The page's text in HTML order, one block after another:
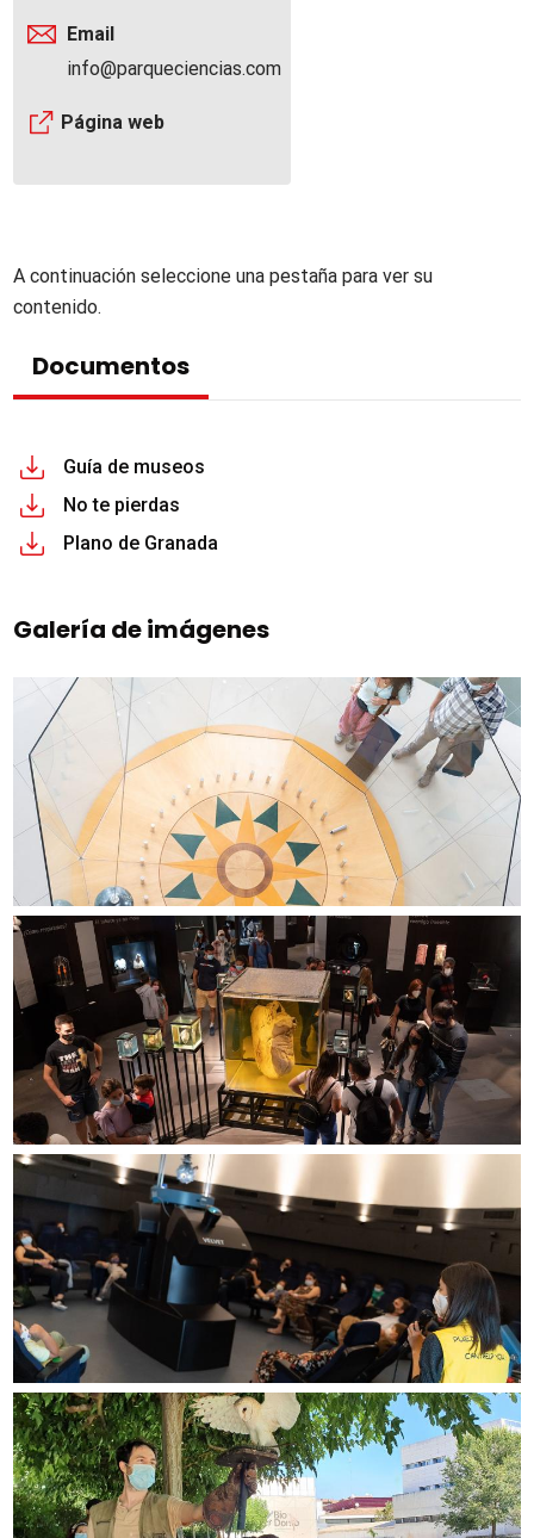
Email
info@parqueciencias.com
Página web
A continuación seleccione una pestaña para ver su
contenido.
Documentos
Guía de museos
No te pierdas
Plano de Granada
Galería de imágenes